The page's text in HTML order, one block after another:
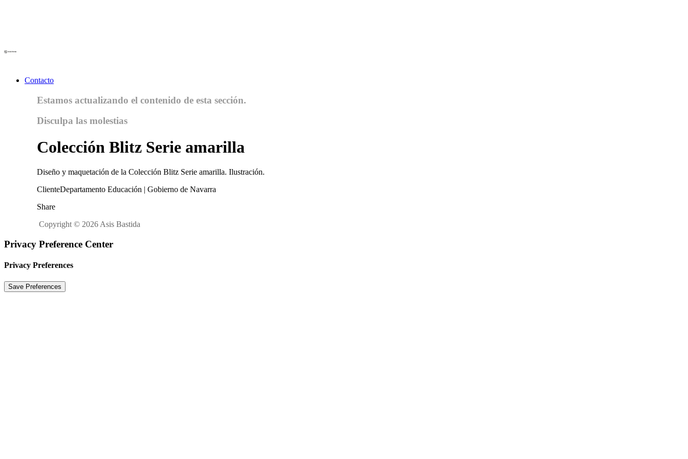
Contacto
Estamos actualizando el contenido de esta sección.
Disculpa las molestias
Colección Blitz Serie amarilla
Diseño y maquetación de la Colección Blitz Serie amarilla. Ilustración.
ClienteDepartamento Educación | Gobierno de Navarra
Share
Copyright © 2026 Asis Bastida
Privacy Preference Center
Privacy Preferences